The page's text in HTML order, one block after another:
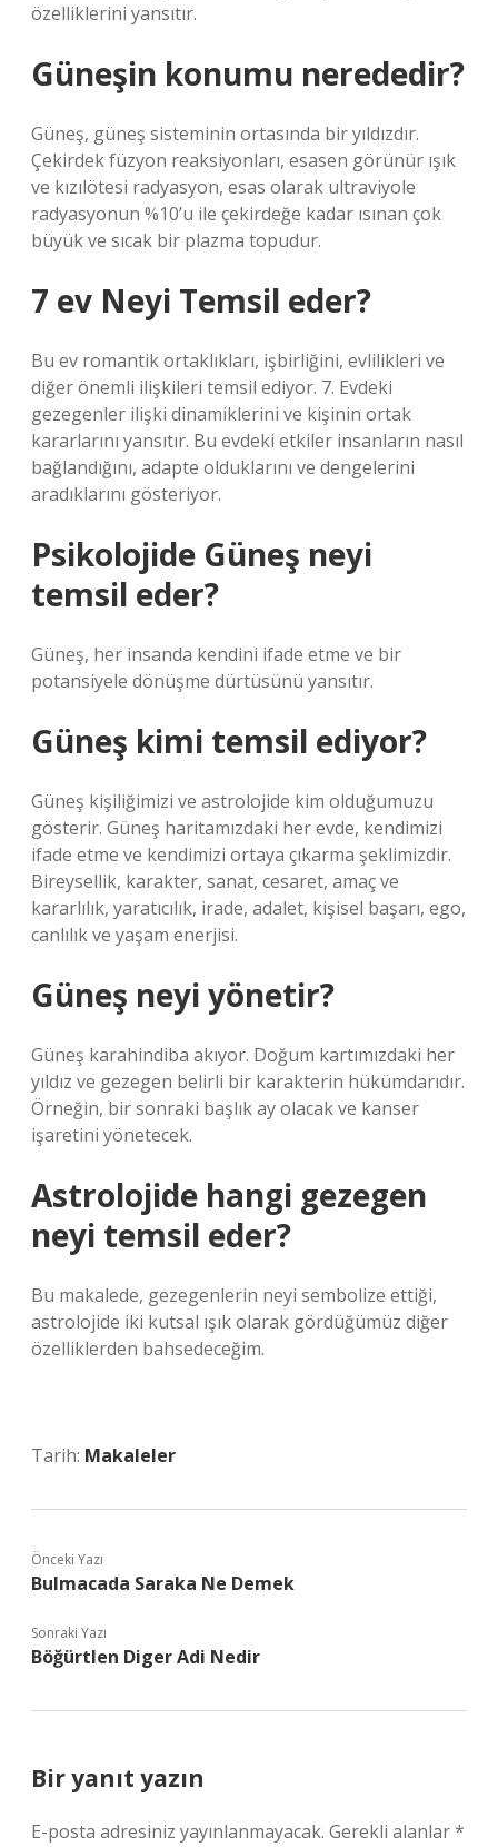
özelliklerini yansıtır.
Güneşin konumu nerededir?
Güneş, güneş sisteminin ortasında bir yıldızdır.
Çekirdek füzyon reaksiyonları, esasen görünür ışık
ve kızılötesi radyasyon, esas olarak ultraviyole
radyasyonun %10’u ile çekirdeğe kadar ısınan çok
büyük ve sıcak bir plazma topudur.
7 ev Neyi Temsil eder?
Bu ev romantik ortaklıkları, işbirliğini, evlilikleri ve
diğer önemli ilişkileri temsil ediyor. 7. Evdeki
gezegenler ilişki dinamiklerini ve kişinin ortak
kararlarını yansıtır. Bu evdeki etkiler insanların nasıl
bağlandığını, adapte olduklarını ve dengelerini
aradıklarını gösteriyor.
Psikolojide Güneş neyi
temsil eder?
Güneş, her insanda kendini ifade etme ve bir
potansiyele dönüşme dürtüsünü yansıtır.
Güneş kimi temsil ediyor?
Güneş kişiliğimizi ve astrolojide kim olduğumuzu
gösterir. Güneş haritamızdaki her evde, kendimizi
ifade etme ve kendimizi ortaya çıkarma şeklimizdir.
Bireysellik, karakter, sanat, cesaret, amaç ve
kararlılık, yaratıcılık, irade, adalet, kişisel başarı, ego,
canlılık ve yaşam enerjisi.
Güneş neyi yönetir?
Güneş karahindiba akıyor. Doğum kartımızdaki her
yıldız ve gezegen belirli bir karakterin hükümdarıdır.
Örneğin, bir sonraki başlık ay olacak ve kanser
işaretini yönetecek.
Astrolojide hangi gezegen
neyi temsil eder?
Bu makalede, gezegenlerin neyi sembolize ettiği,
astrolojide iki kutsal ışık olarak gördüğümüz diğer
özelliklerden bahsedeceğim.
Tarih: Makaleler
Önceki Yazı
Bulmacada Saraka Ne Demek
Sonraki Yazı
Böğürtlen Diger Adi Nedir
Bir yanıt yazın
E-posta adresiniz yayınlanmayacak. Gerekli alanlar*